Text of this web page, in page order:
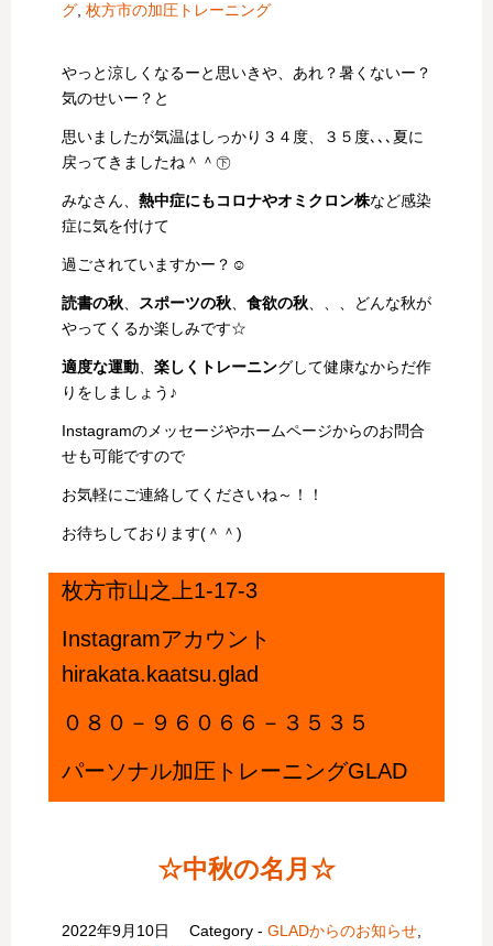
グ, 枚方市の加圧トレーニング
やっと涼しくなるーと思いきや、あれ？暑くないー？
気のせいー？と
思いましたが気温はしっかり３４度、３５度､､､夏に
戻ってきましたね＾＾㊦
みなさん、 熱中症にもコロナやオミクロン株など感染
症に気を付けて
過ごされていますかー？☺
読書の秋 スポーツの秋 食欲の秋 、、、どんな秋が
やってくるか楽しみです☆
適度な運動 楽しくトレーニングして健康なからだ作
りをしましょう♪
Instagramのメッセージやホームページからのお問合
せも可能ですので
お気軽にご連絡してくださいね～！！
お待ちしております(＾＾)
枚方市山之上1-17-3
Instagramアカウント
hirakata.kaatsu.glad
０８０－９６０６６－３５３５
パーソナル加圧トレーニングGLAD
☆中秋の名月☆
2022年9月10日 Category -GLADからのお知らせ